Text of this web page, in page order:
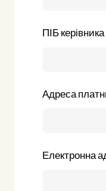
ПІБ
Адреса
Електронна